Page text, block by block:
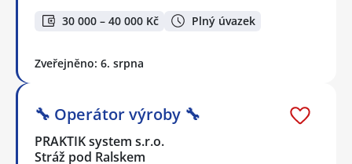
30 000 – 40 000 Kč Plný úvazek
Zveřejněno: 6. srpna
🔧 Operátor výroby 🔧
PRAKTIK system s.r.o.
Stráž pod Ralskem